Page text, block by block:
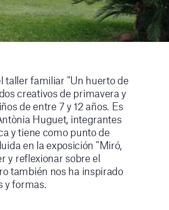
taller familiar "Un huerto de
creativos de primavera y
de entre 7 y 12 años. Es
Huguet, integrantes
y tiene como punto de
en la exposición "Miró,
y reflexionar sobre el
también nos ha inspirado
y formas.